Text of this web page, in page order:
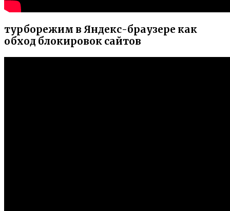
турборежим в Яндекс-браузере как
обход блокировок сайтов